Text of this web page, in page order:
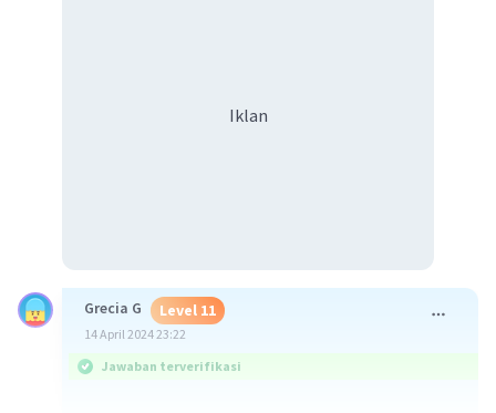
Iklan
Grecia G Level 11
14 April 2024 23:22
Jawaban terverifikasi